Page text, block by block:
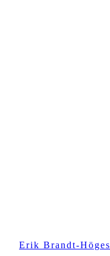
Erik Brandt-Höges